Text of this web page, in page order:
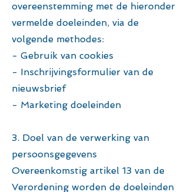
overeenstemming met de hieronder
vermelde doeleinden, via de
volgende methodes:
- Gebruik van cookies
- Inschrijvingsformulier van de
nieuwsbrief
- Marketing doeleinden
3. Doel van de verwerking van
persoonsgegevens
Overeenkomstig artikel 13 van de
Verordening worden de doeleinden